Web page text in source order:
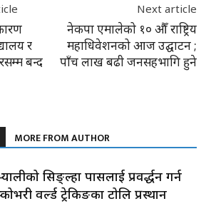
र
बन्द
Next article
नेकपा एमालेको १० औँ राष्ट्रिय
महाधिवेशनको आज उद्घाटन ;
पाँच लाख बढी जनसहभागि हुने
MORE FROM AUTHOR
सिङ्ल्हा पासलाई प्रवर्द्धन गर्न
वर्ल्ड ट्रेकिङका टोलि प्रस्थान